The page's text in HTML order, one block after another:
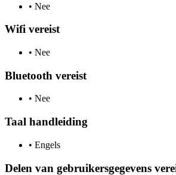
• Nee
Wifi vereist
• Nee
Bluetooth vereist
• Nee
Taal handleiding
• Engels
Delen van gebruikersgegevens